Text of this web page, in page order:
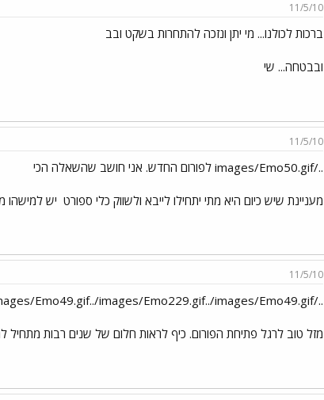
11/5/10
ברכות לכולנו... מי יתן ונזכה להתחרות בשקט ובב
ובבטחה... שי
11/5/10
../images/Emo50.gif לפורום החדש. אני חושב שהשאלה הכי
מעניינת שיש כיום היא מתי יתחילו לייבא ולשווק כלי ספורט יש למישהו
11/5/10
../images/Emo24.gif../images/Emo49.gif../images/Emo229.gif../images/Emo49.gif כיף שזכינו!!
מזל טוב לרגל פתיחת הפורום. כיף לראות חלום של שנים רבות